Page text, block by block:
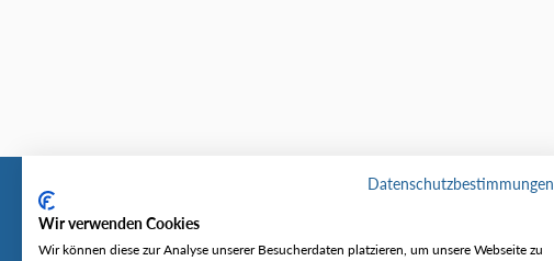
Tourentipp
Datenschutzbestimmungen
Wir verwenden Cookies
Wir können diese zur Analyse unserer Besucherdaten platzieren, um unsere Webseite zu